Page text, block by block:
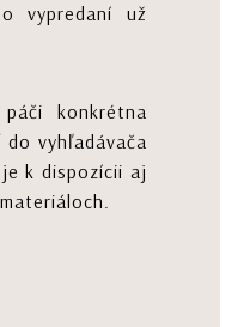
vypredaní už
konkrétna
vyhľadávača
k dispozícii aj